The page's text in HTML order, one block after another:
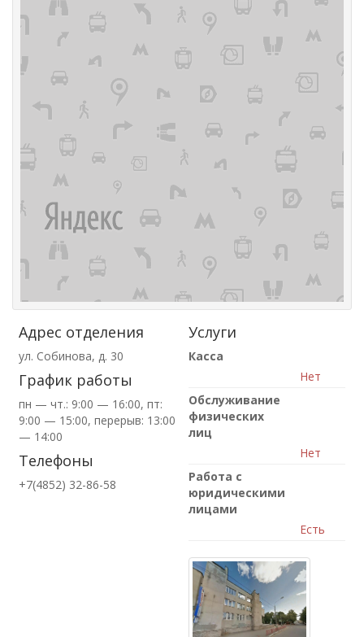
Адрес отделения
ул. Собинова, д. 30
График работы
пн — чт.: 9:00 — 16:00, пт:
9:00 — 15:00, перерыв: 13:00
— 14:00
Телефоны
+7(4852) 32-86-58
Услуги
Касса
Нет
Обслуживание
физических
лиц
Нет
Работа с
юридическими
лицами
Есть